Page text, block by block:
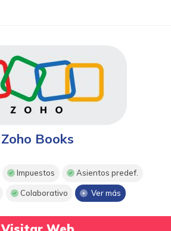
Zoho Books
Impuestos Asientos predef.
Colaborativo Ver más